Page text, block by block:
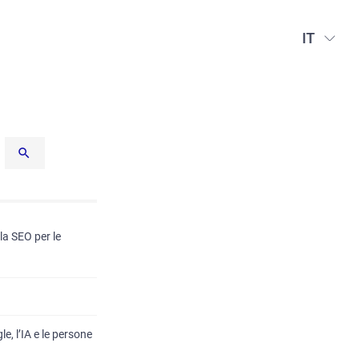
IT
SEO per le
l’IA e le persone